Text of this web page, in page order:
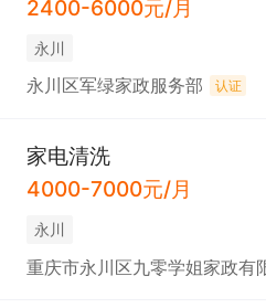
2400-6000元/月
永川
永川区军绿家政服务部 认证
家电清洗
4000-7000元/月
永川
重庆市永川区九零学姐家政有